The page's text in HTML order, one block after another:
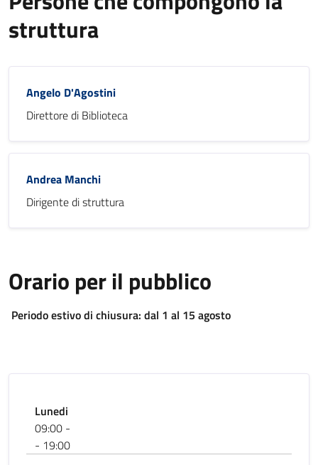
struttura
Angelo D'Agostini
Direttore di Biblioteca
Andrea Manchi
Dirigente di struttura
Orario per il pubblico
Periodo estivo di chiusura: dal 1 al 15 agosto
Lunedi
09:00 -
- 19:00